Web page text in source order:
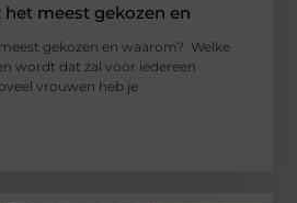
meest gekozen en
gekozen en waarom? Welke
wordt dat zal voor iedereen
vrouwen heb je